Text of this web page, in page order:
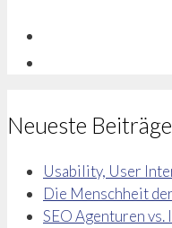
Neueste Beiträge
Usability, User
Die Menschheit
SEO Agenturen vs.